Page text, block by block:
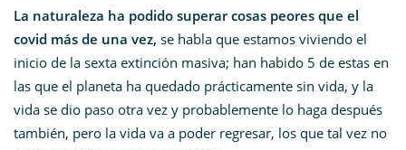
La naturaleza ha podido superar cosas peores que el
covid más de una vez, se habla que estamos viviendo el
inicio de la sexta extinción masiva; han habido 5 de estas en
las que el planeta ha quedado prácticamente sin vida, y la
vida se dio paso otra vez y probablemente lo haga después
también, pero la vida va a poder regresar, los que tal vez no